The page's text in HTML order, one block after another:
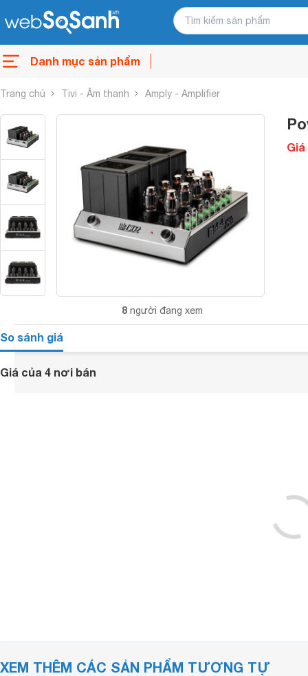
Danh mục sản phẩm
Trang chủ Tivi - Âm thanh Amply - Amplifier
8 người đang xem
Giá
So sánh giá
Giá của 4 nơi bán
XEM THÊM CÁC SẢN PHẨM TƯƠNG TỰ